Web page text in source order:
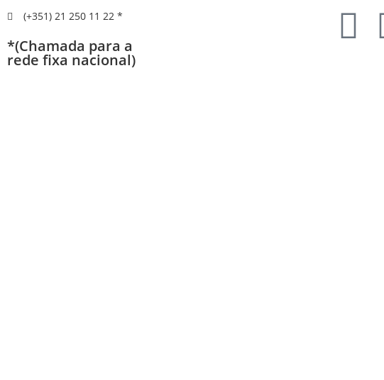
(+351) 21 250 11 22 *
*(Chamada para a
rede fixa nacional)